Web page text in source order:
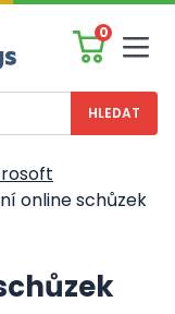
0
online schůzek